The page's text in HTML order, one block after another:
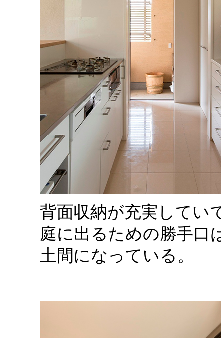
背面収納が充実してい
庭に出るための勝手口
土間になっている。